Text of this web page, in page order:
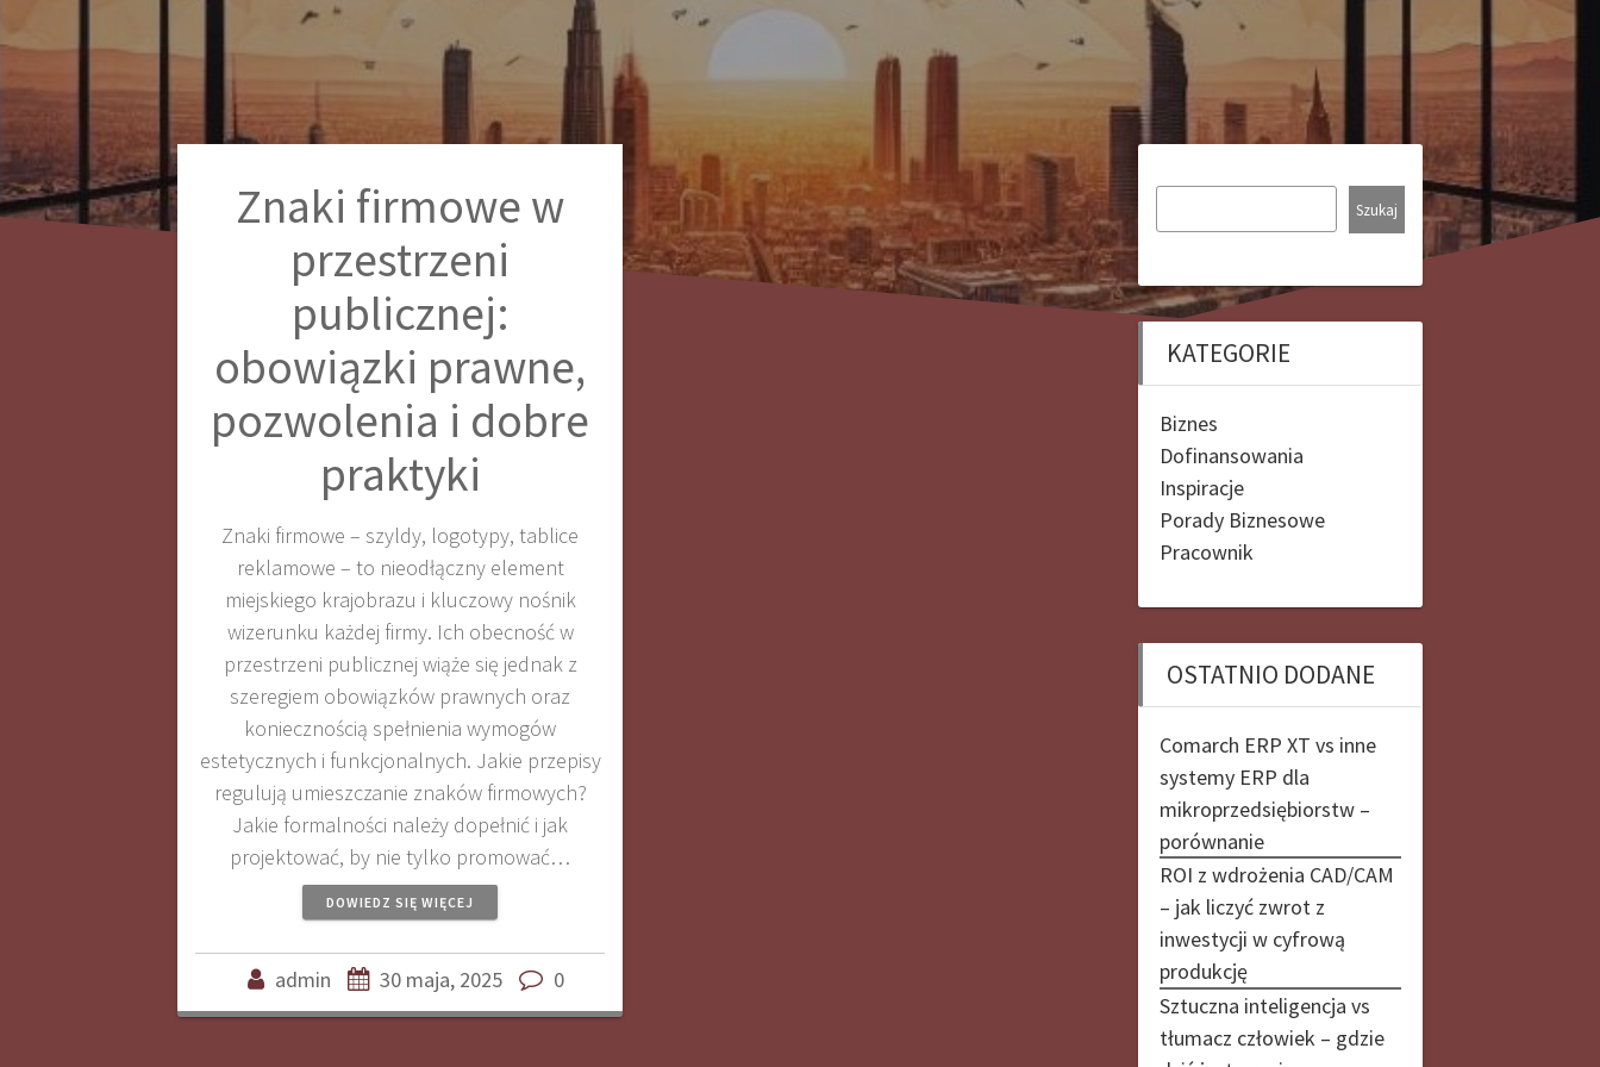
Znaki firmowe w
przestrzeni
publicznej:
obowiązki prawne,
pozwolenia i dobre
praktyki
Znaki firmowe – szyldy, logotypy, tablice
reklamowe – to nieodłączny element
miejskiego krajobrazu i kluczowy nośnik
wizerunku każdej firmy. Ich obecność w
przestrzeni publicznej wiąże się jednak z
szeregiem obowiązków prawnych oraz
koniecznością spełnienia wymogów
estetycznych i funkcjonalnych. Jakie przepisy
regulują umieszczanie znaków firmowych?
Jakie formalności należy dopełnić i jak
projektować, by nie tylko promować…
DOWIEDZ SIĘ WIĘCEJ
admin 30 maja, 2025 0
Szukaj
KATEGORIE
Biznes
Dofinansowania
Inspiracje
Porady Biznesowe
Pracownik
OSTATNIO DODANE
Comarch ERP XT vs inne
systemy ERP dla
mikroprzedsiębiorstw –
porównanie
ROI z wdrożenia CAD/CAM
– jak liczyć zwrot z
inwestycji w cyfrową
produkcję
Sztuczna inteligencja vs
tłumacz człowiek – gdzie